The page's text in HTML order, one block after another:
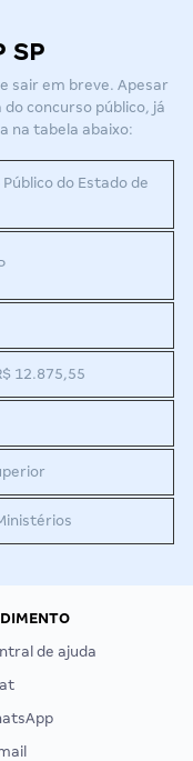
SP
sair em breve. Apesar
do concurso público, já
na tabela abaixo:
do Estado de
12.875,55
de ajuda